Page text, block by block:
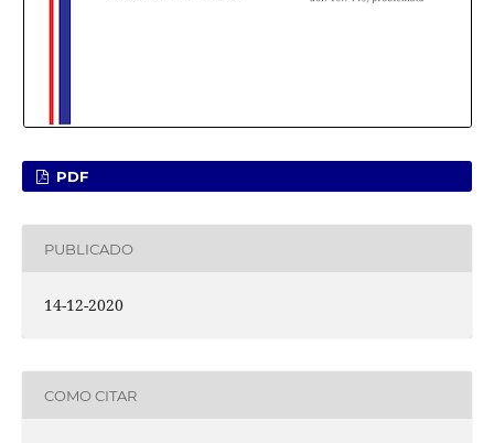
PDF
PUBLICADO
14-12-2020
COMO CITAR